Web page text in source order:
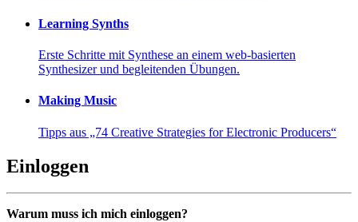
Learning Synths
Erste Schritte mit Synthese an einem web-basierten
Synthesizer und begleitenden Übungen.
Making Music
Tipps aus „74 Creative Strategies for Electronic Producers“
Einloggen
Warum muss ich mich einloggen?